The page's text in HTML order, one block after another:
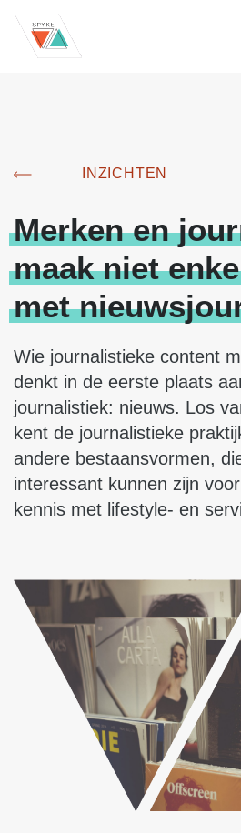
INZICHTEN
Merken en
maak niet
met
Wie journalistieke content
denkt in de eerste plaats
journalistiek: nieuws. Los
kent de journalistieke
andere bestaansvormen,
interessant kunnen zijn
kennis met lifestyle- en